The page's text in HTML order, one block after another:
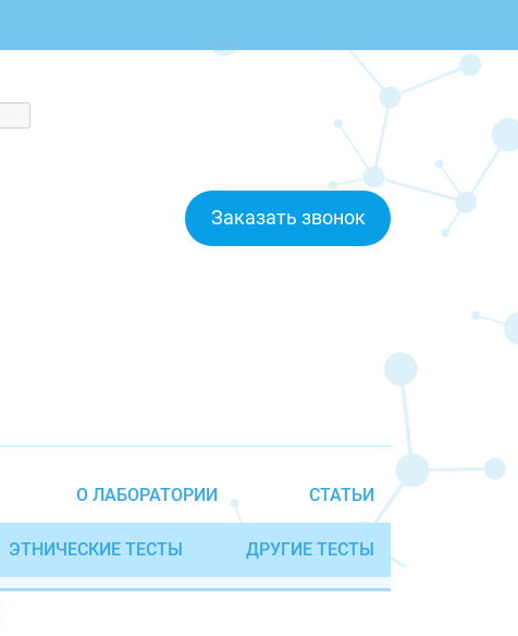
Заказать звонок
О ЛАБОРАТОРИИ СТАТЬИ
ЭТНИЧЕСКИЕ ТЕСТЫ ДРУГИЕ ТЕСТЫ